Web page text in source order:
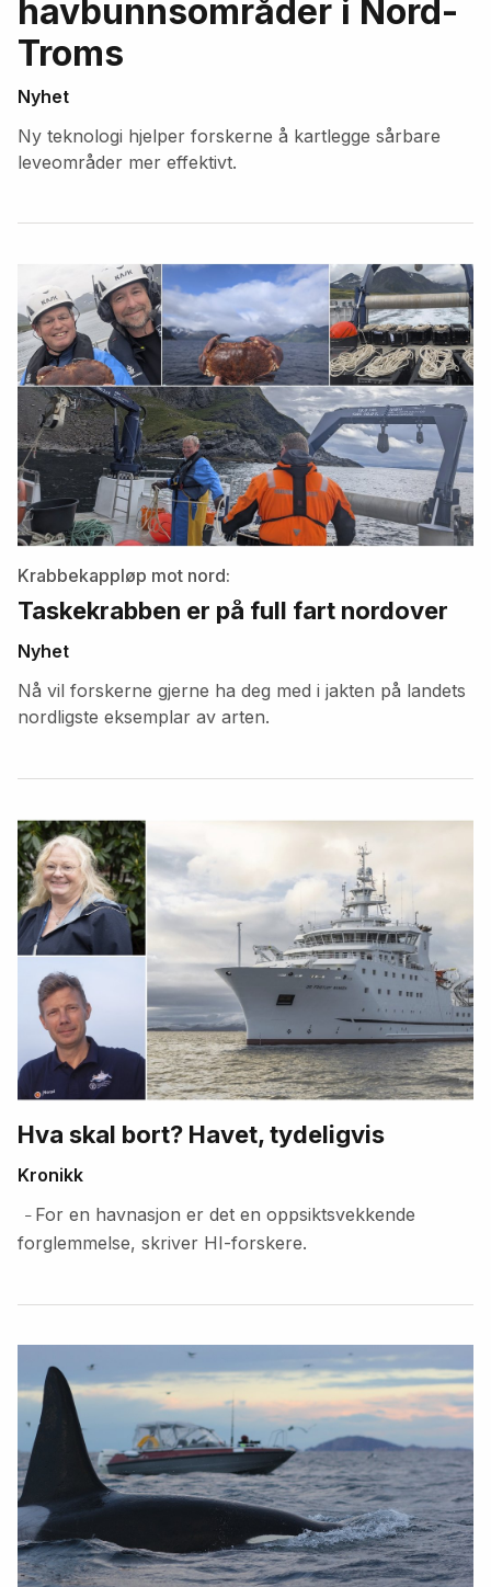
havbunnsområder i Nord-
Troms
Nyhet
Ny teknologi hjelper forskerne å kartlegge sårbare
leveområder mer effektivt.
Krabbekappløp mot nord:
Taskekrabben er på full fart nordover
Nyhet
Nå vil forskerne gjerne ha deg med i jakten på landets
nordligste eksemplar av arten.
Hva skal bort? Havet, tydeligvis
Kronikk
– For en havnasjon er det en oppsiktsvekkende
forglemmelse, skriver HI-forskere.
artikler